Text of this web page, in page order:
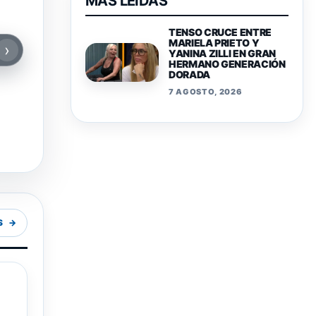
›
TENSO CRUCE ENTRE
MARIELA PRIETO Y
YANINA ZILLI EN GRAN
HERMANO GENERACIÓN
DORADA
7 AGOSTO, 2026